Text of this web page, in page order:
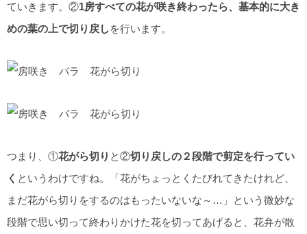
ていきます。②1房すべての花が咲き終わったら、基本的に大き
めの葉の上で切り戻しを行います。
つまり、①花がら切り と②切り戻しの２段階で剪定を行ってい
く というわけですね。「花がちょっとくたびれてきたけれど、
まだ花がら切りをするのはもったいないな～…」という微妙な
段階で思い切って終わりかけた花を切ってあげると、花弁が散